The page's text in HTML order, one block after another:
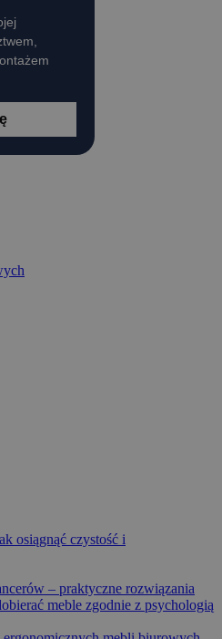
osiągnąć czystość i
– praktyczne rozwiązania
meble zgodnie z psychologią